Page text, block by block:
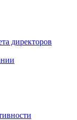
директоров